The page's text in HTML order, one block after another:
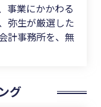
事業にかかわる
弥生が厳選した
計事務所を、無
グ